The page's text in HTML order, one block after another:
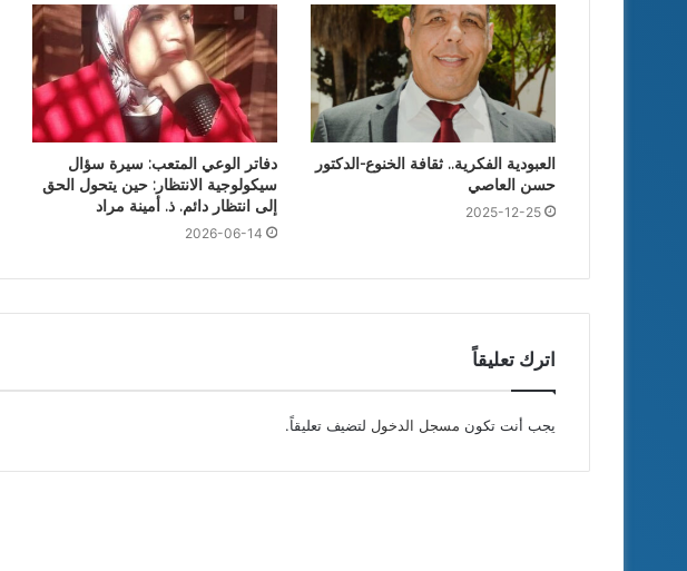
العبودية الفكرية.. ثقافة الخنوع-الدكتور
حسن العاصي
2025-12-25
دفاتر الوعي المتعب: سيرة سؤال
سيكولوجية الانتظار: حين يتحول الحق
إلى انتظار دائم. ذ. أمينة مراد
2026-06-14
اترك تعليقاً
يجب أنت تكون مسجل الدخول لتضيف تعليقاً.